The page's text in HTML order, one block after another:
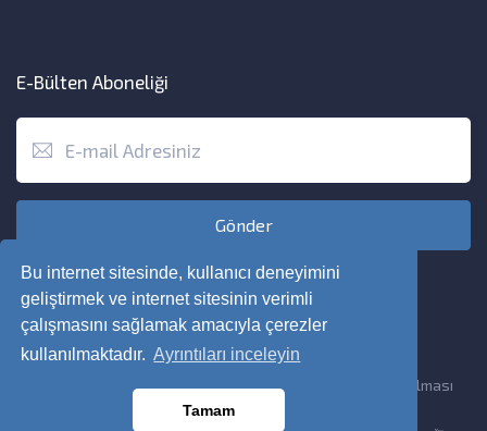
Bu internet sitesinde, kullanıcı deneyimini
geliştirmek ve internet sitesinin verimli
çalışmasını sağlamak amacıyla çerezler
kullanılmaktadır. Ayrıntıları inceleyin
Tamam
E-Bülten Aboneliği
Gönder
Copyright © 2022. Her Hakkı Saklıdır. kopyalanması, çoğaltılması
ve dağıtılması halinde yasal haklarımız işletilecektir.